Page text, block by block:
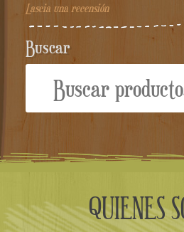
Lascia una recensión
Buscar
QUIENES